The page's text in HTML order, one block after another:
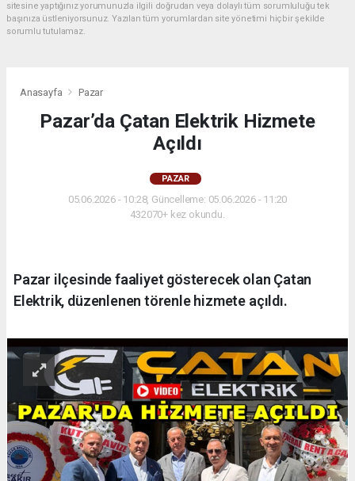
sitesine yaptığınız yorumunuzla ilgili doğrudan veya dolaylı tüm sorumluluğu tek
başınıza üstleniyorsunuz. Yazılan tüm yorumlardan site yönetimi hiçbir şekilde
sorumlu tutulamaz.
Anasayfa Pazar
Pazar’da Çatan Elektrik Hizmete
Açıldı
PAZAR
05.06.2026 - 10:28, Güncelleme: 05.06.2026 - 11:20
432070+ kez okundu.
Pazar ilçesinde faaliyet gösterecek olan Çatan
Elektrik, düzenlenen törenle hizmete açıldı.